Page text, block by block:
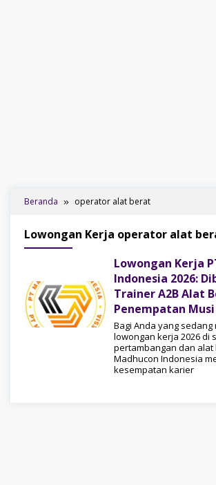
Beranda operator alat berat
Lowongan Kerja operator alat
Lowongan Kerja
Indonesia 2026:
Trainer A2B Alat
Penempatan
Bagi Anda yang sedang
lowongan kerja 2026 di
pertambangan dan alat
Madhucon Indonesia
kesempatan karier